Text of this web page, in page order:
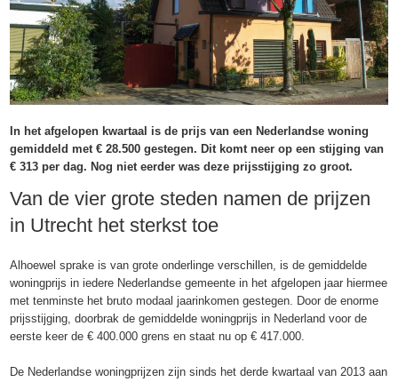
In het afgelopen kwartaal is de prijs van een Nederlandse woning
gemiddeld met € 28.500 gestegen. Dit komt neer op een stijging van
€ 313 per dag. Nog niet eerder was deze prijsstijging zo groot.
Van de vier grote steden namen de prijzen
in Utrecht het sterkst toe
Alhoewel sprake is van grote onderlinge verschillen, is de gemiddelde
woningprijs in iedere Nederlandse gemeente in het afgelopen jaar hiermee
met tenminste het bruto modaal jaarinkomen gestegen. Door de enorme
prijsstijging, doorbrak de gemiddelde woningprijs in Nederland voor de
eerste keer de € 400.000 grens en staat nu op € 417.000.
De Nederlandse woningprijzen zijn sinds het derde kwartaal van 2013 aan